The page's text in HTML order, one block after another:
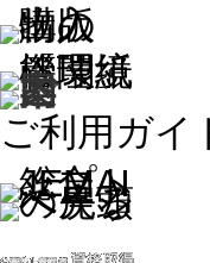
ご利用ガイ